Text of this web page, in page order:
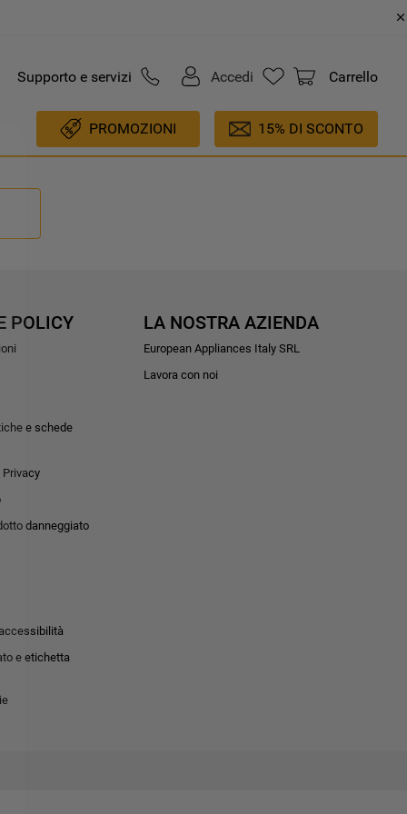
Supporto e servizi Accedi Carrello
PROMOZIONI 15% DI SCONTO
POLICY
e schede
danneggiato
e etichetta
LA NOSTRA AZIENDA
European Appliances Italy SRL
Lavora con noi